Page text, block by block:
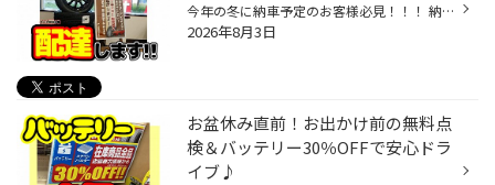
今年の冬に納車予定のお客様必見！！！ 納車前にディーラー様・販売店様に無料（※）で配達いたします！！ ※苫小牧市内に限ります。 納車がまだ先のお客様もご安心ください。 配達するまで当店でお預かりもいたします！！ お得に買える今のうちに準備するのがオススメですよ(*'ω'*)
2026年8月3日
お盆休み直前！お出かけ前の無料点
検＆バッテリー30％OFFで安心ドラ
イブ♪